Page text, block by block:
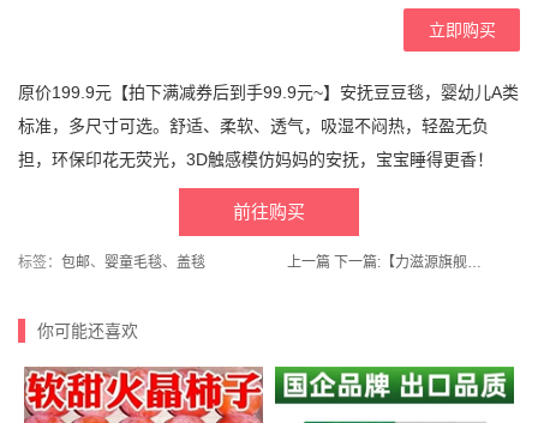
立即购买
原价199.9元【拍下满减券后到手99.9元~】安抚豆豆毯，婴幼儿A类
标准，多尺寸可选。舒适、柔软、透气，吸湿不闷热，轻盈无负
担，环保印花无荧光，3D触感模仿妈妈的安抚，宝宝睡得更香！
前往购买
标签： 包邮、 婴童毛毯、 盖毯 上一篇 下一篇: 【力滋源旗舰店】力滋源枸杞汁枸杞浆30ml*7
你可能还喜欢